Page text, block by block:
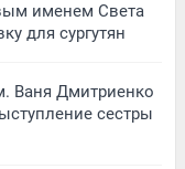
именем Света
для сургутян
Ваня Дмитриенко
сестры